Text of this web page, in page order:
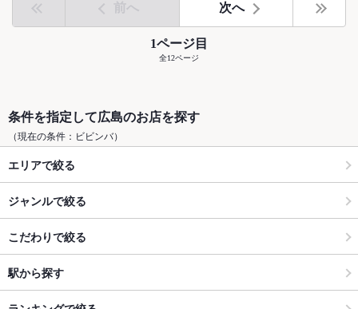
前へ 次へ
1ページ目
全12ページ
条件を指定して広島のお店を探す
（現在の条件：ビビンバ）
エリアで絞る
ジャンルで絞る
こだわりで絞る
駅から探す